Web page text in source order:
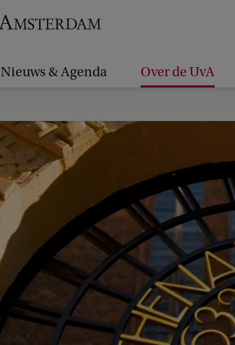
Nieuws & Agenda Over de UvA